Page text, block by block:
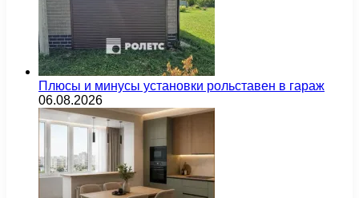
Плюсы и минусы установки рольставен в гараж
06.08.2026